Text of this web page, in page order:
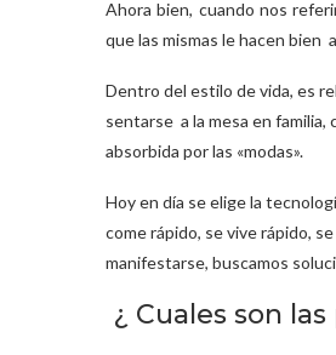
Ahora bien, cuando nos
que las mismas le hacen bien
Dentro del estilo de vida, es
sentarse a la mesa en familia,
absorbida por las «modas».
Hoy en día se elige la
come rápido, se vive rápido,
manifestarse, buscamos
¿ Cuales son